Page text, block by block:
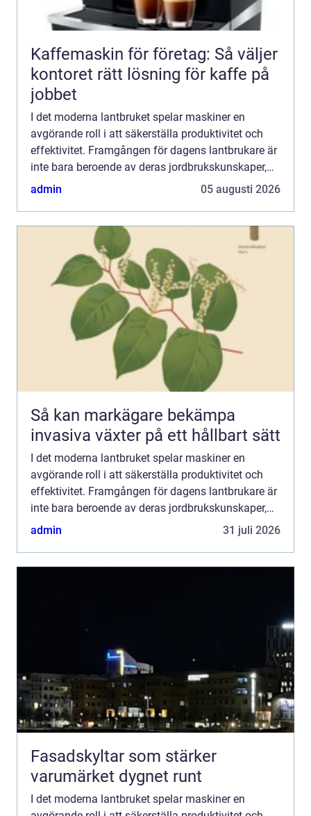
Kaffemaskin för företag: Så väljer
kontoret rätt lösning för kaffe på
jobbet
I det moderna lantbruket spelar maskiner en
avgörande roll i att säkerställa produktivitet och
effektivitet. Framgången för dagens lantbrukare är
inte bara beroende av deras jordbrukskunskaper,
utan även av att der...
admin 05 augusti 2026
Så kan markägare bekämpa
invasiva växter på ett hållbart sätt
I det moderna lantbruket spelar maskiner en
avgörande roll i att säkerställa produktivitet och
effektivitet. Framgången för dagens lantbrukare är
inte bara beroende av deras jordbrukskunskaper,
utan även av att der...
admin 31 juli 2026
Fasadskyltar som stärker
varumärket dygnet runt
I det moderna lantbruket spelar maskiner en